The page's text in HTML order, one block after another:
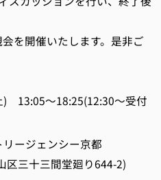
を開催いたします。是非ご
～18:25(12:30～受付
ジェンシー京都
間堂廻り644-2)